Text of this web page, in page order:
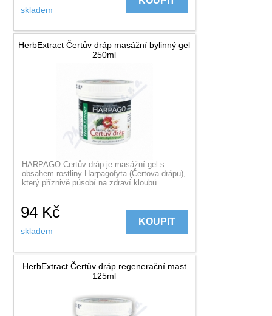
skladem
HerbExtract Čertův dráp masážní bylinný gel
250ml
HARPAGO Čertův dráp je masážní gel s
obsahem rostliny Harpagofyta (Čertova drápu),
který příznivě působí na zdraví kloubů.
94 Kč
skladem
KOUPIT
HerbExtract Čertův dráp regenerační mast
125ml